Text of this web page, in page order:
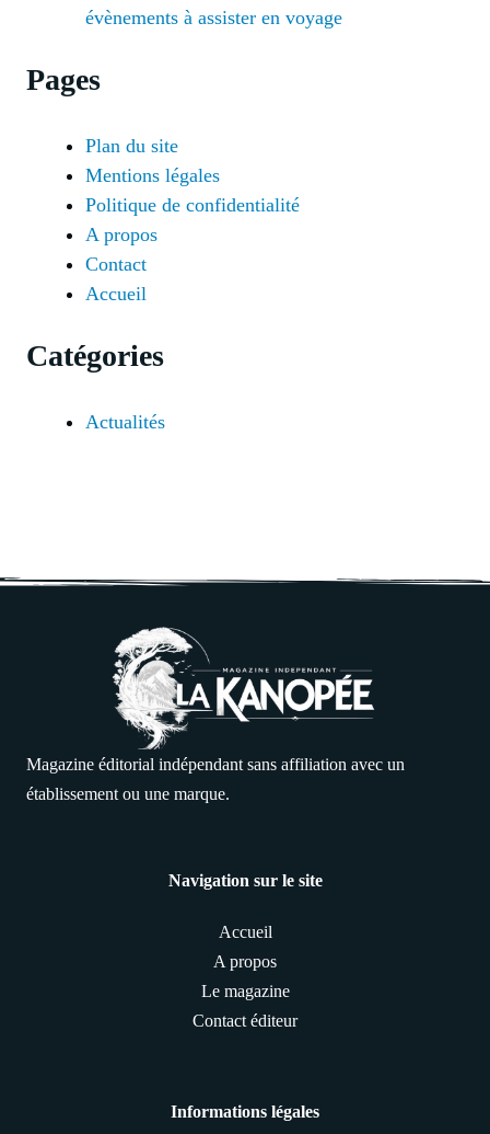
évènements à assister en voyage
Pages
Plan du site
Mentions légales
Politique de confidentialité
A propos
Contact
Accueil
Catégories
Actualités
Magazine éditorial indépendant sans affiliation avec un
établissement ou une marque.
Navigation sur le site
Accueil
A propos
Le magazine
Contact éditeur
Informations légales